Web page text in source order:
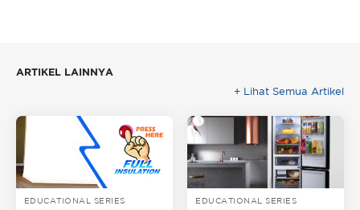
ARTIKEL LAINNYA
+ Lihat Semua Artikel
EDUCATIONAL SERIES EDUCATIONAL SERIES